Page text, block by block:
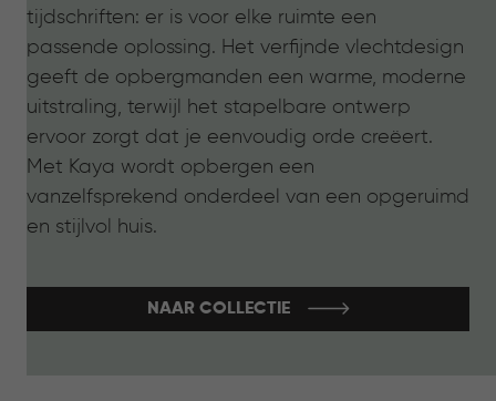
tijdschriften: er is voor elke ruimte een
passende oplossing. Het verfijnde vlechtdesign
geeft de opbergmanden een warme, moderne
uitstraling, terwijl het stapelbare ontwerp
ervoor zorgt dat je eenvoudig orde creëert.
Met Kaya wordt opbergen een
vanzelfsprekend onderdeel van een opgeruimd
en stijlvol huis.
NAAR COLLECTIE